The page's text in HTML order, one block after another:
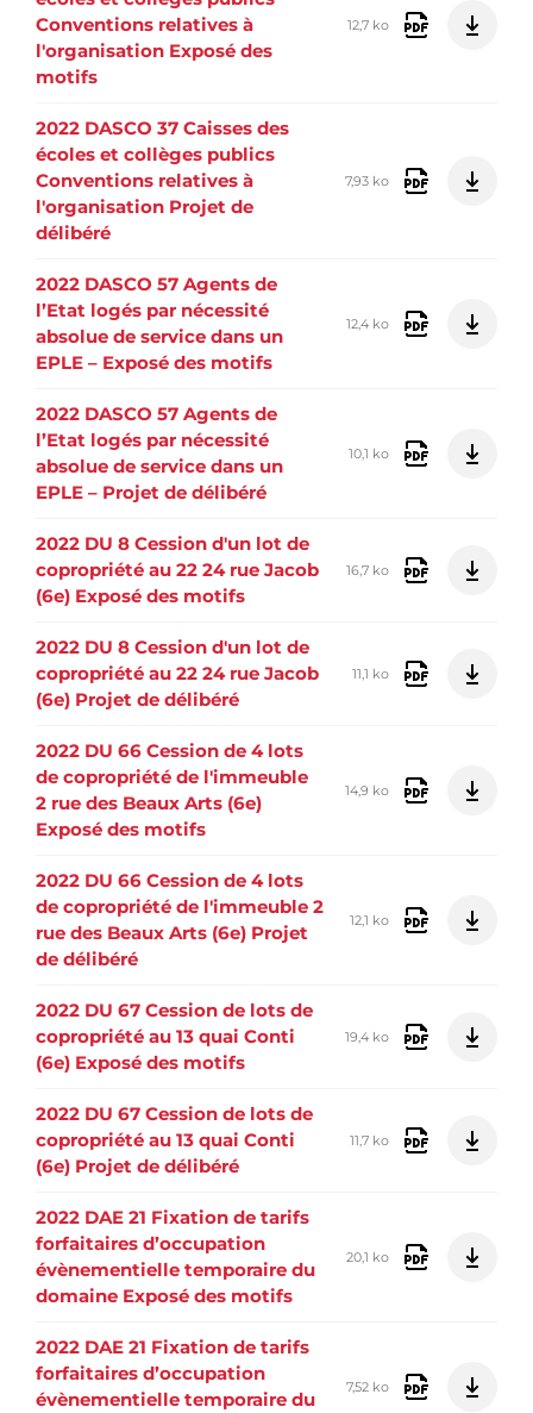
Conventions relatives à
l'organisation Exposé des
motifs
12,7 ko
2022 DASCO 37 Caisses des
écoles et collèges publics
Conventions relatives à
l'organisation Projet de
délibéré
7,93 ko
2022 DASCO 57 Agents de
l’Etat logés par nécessité
absolue de service dans un
EPLE – Exposé des motifs
12,4 ko
2022 DASCO 57 Agents de
l’Etat logés par nécessité
absolue de service dans un
EPLE – Projet de délibéré
10,1 ko
2022 DU 8 Cession d'un lot de
copropriété au 22 24 rue Jacob
(6e) Exposé des motifs
16,7 ko
2022 DU 8 Cession d'un lot de
copropriété au 22 24 rue Jacob
(6e) Projet de délibéré
11,1 ko
2022 DU 66 Cession de 4 lots
de copropriété de l'immeuble
2 rue des Beaux Arts (6e)
Exposé des motifs
14,9 ko
2022 DU 66 Cession de 4 lots
de copropriété de l'immeuble 2
rue des Beaux Arts (6e) Projet
de délibéré
12,1 ko
2022 DU 67 Cession de lots de
copropriété au 13 quai Conti
(6e) Exposé des motifs
19,4 ko
2022 DU 67 Cession de lots de
copropriété au 13 quai Conti
(6e) Projet de délibéré
11,7 ko
2022 DAE 21 Fixation de tarifs
forfaitaires d’occupation
évènementielle temporaire du
domaine Exposé des motifs
20,1 ko
2022 DAE 21 Fixation de tarifs
forfaitaires d’occupation
évènementielle temporaire du
7,52 ko